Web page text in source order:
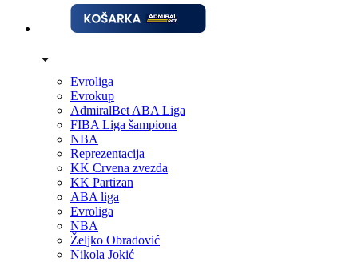
Evroliga
Evrokup
AdmiralBet ABA Liga
FIBA Liga šampiona
NBA
Reprezentacija
KK Crvena zvezda
KK Partizan
ABA liga
Evroliga
NBA
Željko Obradović
Nikola Jokić